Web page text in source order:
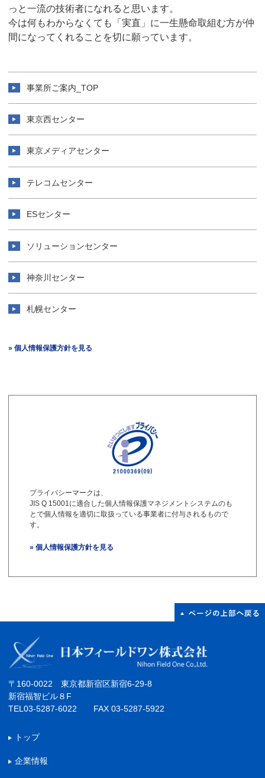
っと一流の技術者になれると思います。
今は何もわからなくても「実直」に一生懸命取組む方が仲
間になってくれることを切に願っています。
事業所ご案内_TOP
東京西センター
東京メディアセンター
テレコムセンター
ESセンター
ソリューションセンター
神奈川センター
札幌センター
» 個人情報保護方針を見る
プライバシーマークは、
JIS Q 15001に適合した個人情報保護マネジメントシステムのも
とで個人情報を適切に取扱っている事業者に付与されるもので
す。
» 個人情報保護方針を見る
〒160-0022 東京都新宿区新宿6-29-8
新宿福智ビル８F
TEL03-5287-6022 FAX 03-5287-5922
トップ
企業情報